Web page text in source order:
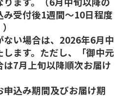
受付後1週間～10日程度
い場合は、2026年6月中
ます。ただし、「御中元
7月上旬以降順次お届け
込み期間及びお届け期